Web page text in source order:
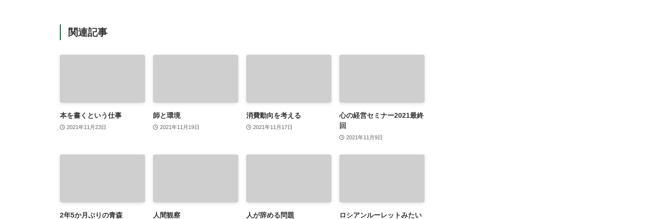
関連記事
本を書くという仕事
2021年11月23日
師と環境
2021年11月19日
消費動向を考える
2021年11月17日
心の経営セミナー2021最終
回
2021年11月9日
2年5か月ぶりの青森 人間観察 人が辞める問題 ロシアンルーレットみたい